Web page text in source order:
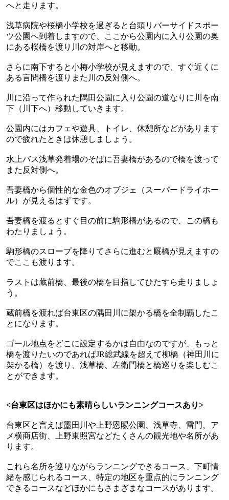
へと走ります。
浅草病院や桜橋小学校を過ぎると台頭リバーサイドスポー
ツ公園へ到着しますので、ここから公園内に入り公園の奥
にある桜橋を渡り川の対岸へと移動。
さらに南下すると小梅小学校が見えますので、すぐ近くに
ある言問橋を渡りまた川の反対側へ。
川に沿って作られた隅田公園に入り公園の道なりに川を南
下（川下へ）移動していきます。
公園内にはカフェや遊具、トイレ、休憩所などがあります
ので疲れたときは休憩しましょう。
水上バス浅草発着場のそばに吾妻橋があるので橋を渡って
また反対側へ。
吾妻橋から個性的な金色のオブジェ（スーパードライホー
ル）が見えるはずです。
吾妻橋を渡るとすぐ目の前に駒形橋があるので、この橋も
わたりましょう。
駒形橋のスロープを降りてさらに進むと厩橋が見えますの
でここも渡ります。
ラストは蔵前橋、最後の橋を目指してひたすら走りましょ
う。
蔵前橋を渡れば台東区の隅田川に架かる橋を全制覇したこ
とになります。
ゴール地点をどこに設定するかは自由なのですが、もっと
橋を渡りたいのであればJR総武線を超えて柳橋（神田川に
架かる橋）を渡り、浅草橋、左衛門橋と橋巡りを楽しむこ
とができます。
<台東区はほかにも素晴らしいランニングコースあり>
台東区と言えば墨田川や上野恩賜公園、浅草寺、雷門、ア
メ横商店街、上野東照宮などたくさんの観光地や名所があ
ります。
これら名所を巡りながらランニングできるコース、下町情
緒を感じられるコース、特定の地区を重点的にランニング
できるコースなどほかにもさまざまなコースがあります。